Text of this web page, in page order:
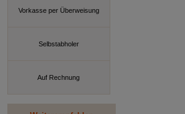
Vorkasse per Überweisung
Selbstabholer
Auf Rechnung